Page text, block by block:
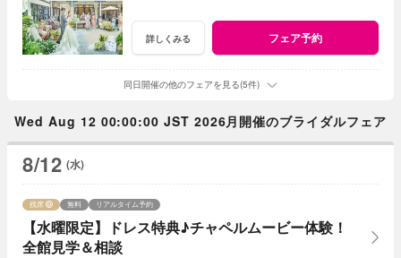
詳しくみる フェア予約
同日開催の他のフェアを見る(5件)
Wed Aug 12 00:00:00 JST 2026月開催のブライダルフェア
8/12 (水)
【水曜限定】ドレス特典♪チャペルムービー体験！
全館見学＆相談
残席 無料 リアルタイム予約